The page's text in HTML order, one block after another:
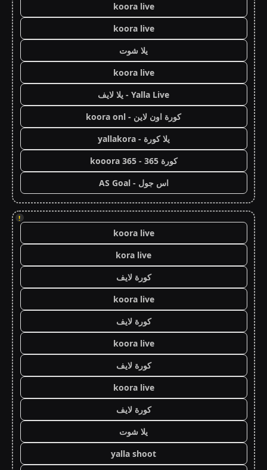
koora live
koora live
يلا شوت
koora live
Yalla Live - يلا لايف
كورة اون لاين - koora onl
يلا كورة - yallakora
كورة 365 - kooora 365
اس جول - AS Goal
!
koora live
kora live
كورة لايف
koora live
كورة لايف
koora live
كورة لايف
koora live
كورة لايف
يلا شوت
yalla shoot